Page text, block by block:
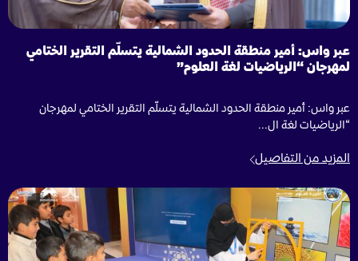
عبر واس: أمير منطقة الحدود الشمالية يتسلّم التقرير الختامي
لمهرجان “الرياضيات لغة العلوم”
عبر واس: أمير منطقة الحدود الشمالية يتسلّم التقرير الختامي لمهرجان
“الرياضيات لغة ال...
المزيد من التفاصيل